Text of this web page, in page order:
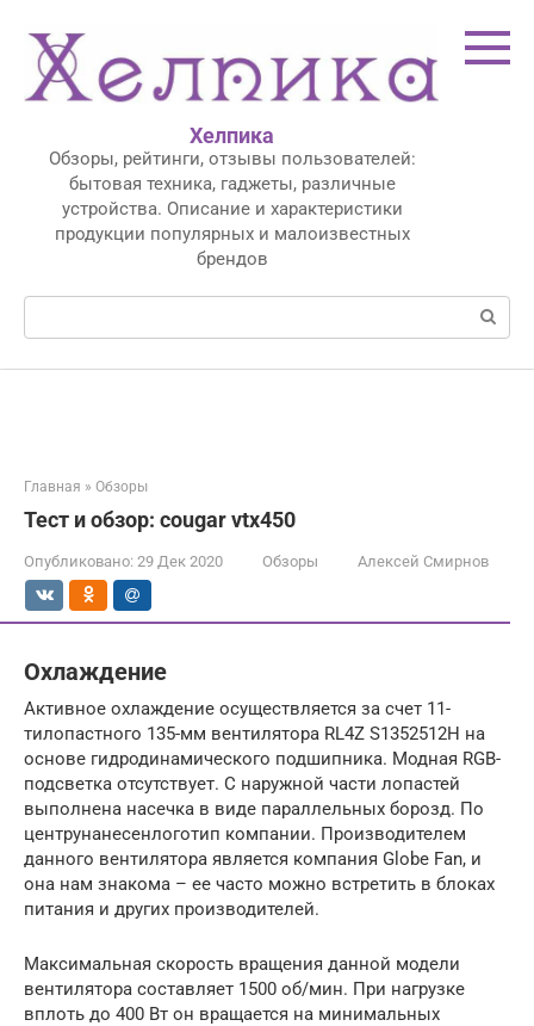
контенту
Хелпика
Обзоры, рейтинги, отзывы пользователей:
бытовая техника, гаджеты, различные
устройства. Описание и характеристики
продукции популярных и малоизвестных
брендов
Поиск:
Главная » Обзоры
Тест и обзор: cougar vtx450
Опубликовано: 29 Дек 2020 Обзоры Алексей Смирнов
Охлаждение
Активное охлаждение осуществляется за счет 11-
тилопастного 135-мм вентилятора RL4Z S1352512H на
основе гидродинамического подшипника. Модная RGB-
подсветка отсутствует. С наружной части лопастей
выполнена насечка в виде параллельных борозд. По
центрунанесенлоготип компании. Производителем
данного вентилятора является компания Globe Fan, и
она нам знакома – ее часто можно встретить в блоках
питания и других производителей.
Максимальная скорость вращения данной модели
вентилятора составляет 1500 об/мин. При нагрузке
вплоть до 400 Вт он вращается на минимальных